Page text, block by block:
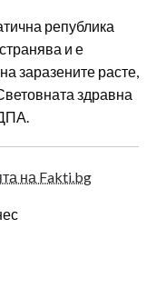
република
и е
заразените расте,
здравна
на Fakti.bg